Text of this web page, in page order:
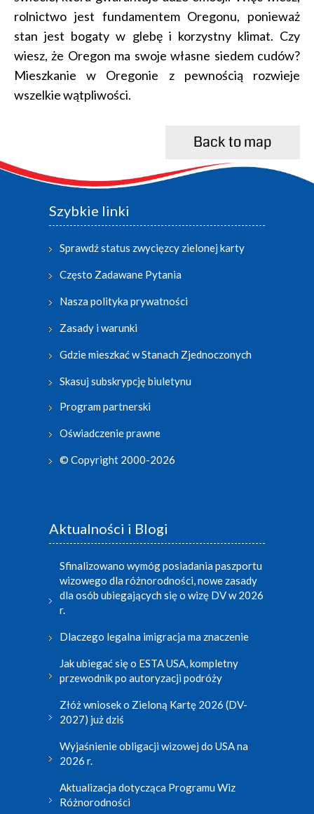
rolnictwo jest fundamentem Oregonu, ponieważ
stan jest bogaty w glebę i korzystny klimat. Czy
wiesz, że Oregon ma swoje własne siedem cudów?
Mieszkanie w Oregonie z pewnością rozwieje
wszelkie wątpliwości.
Back to map
Szybkie linki
Sprawdź status zwycięzcy zielonej karty
Często Zadawane Pytania
Nasza polityka prywatności
Zasady i warunki
Gdzie mieszkać w Stanach Zjednoczonych
Skasuj subskrypcję biuletynu
Program partnerski
Oświadczenie prawne
© Copyright 2000-2026
Aktualności i Blogi
Sfinalizowano wymóg posiadania paszportu
wizowego dla różnorodności, nowe zasady
dla osób ubiegających się o wizę DV w 2026
r.
Dlaczego legalna imigracja ma znaczenie
Jak ubiegać się o ESTA USA, kompletny
przewodnik po autoryzacji podróży
Złóż wniosek o Zieloną Kartę 2026 (DV-
2027) już dziś
Wyjaśnienie obligacji wizowej do USA na
2026 r.
Aktualizacja dotycząca Programu Wiz
Różnorodności